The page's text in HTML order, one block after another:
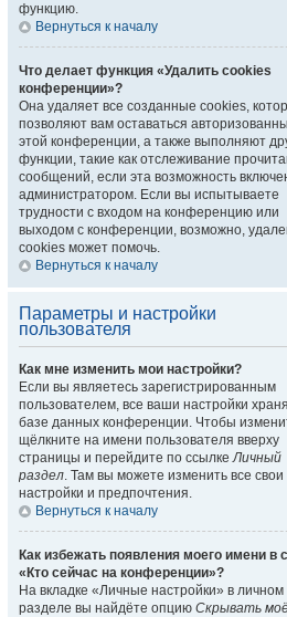
функцию.
Вернуться к началу
Что делает функция «Удалить cookies
конференции»?
Она удаляет все созданные cookies,
позволяют вам оставаться
этой конференции, а также выполняют
функции, такие как отслеживание
сообщений, если эта возможность
администратором. Если вы испытываете
трудности с входом на конференцию или
выходом с конференции, возможно,
cookies может помочь.
Вернуться к началу
Параметры и настройки
пользователя
Как мне изменить мои настройки?
Если вы являетесь зарегистрированным
пользователем, все ваши настройки
базе данных конференции. Чтобы
щёлкните на имени пользователя вверху
страницы и перейдите по ссылкеЛичный
раздел. Там вы можете изменить все свои
настройки и предпочтения.
Вернуться к началу
Как избежать появления моего имени в
«Кто сейчас на конференции»?
На вкладке «Личные настройки» в личном
разделе вы найдёте опцию Скрывать